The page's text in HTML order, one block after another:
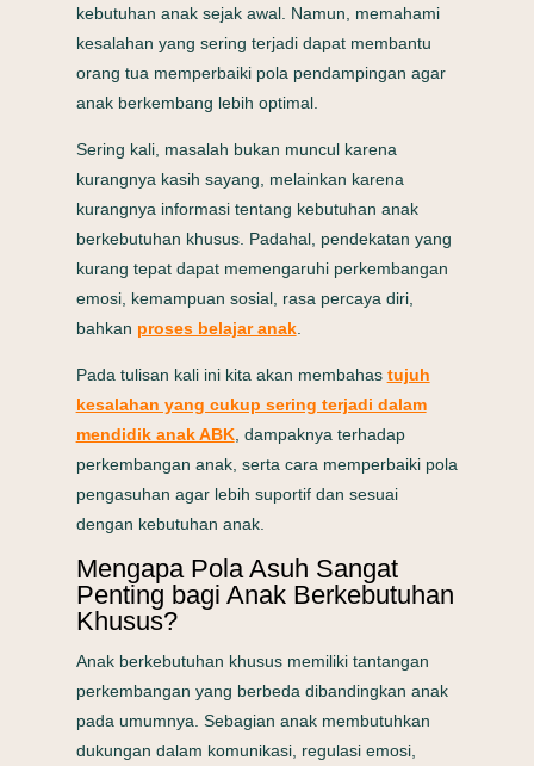
kebutuhan anak sejak awal. Namun, memahami
kesalahan yang sering terjadi dapat membantu
orang tua memperbaiki pola pendampingan agar
anak berkembang lebih optimal.
Sering kali, masalah bukan muncul karena
kurangnya kasih sayang, melainkan karena
kurangnya informasi tentang kebutuhan anak
berkebutuhan khusus. Padahal, pendekatan yang
kurang tepat dapat memengaruhi perkembangan
emosi, kemampuan sosial, rasa percaya diri,
bahkan proses belajar anak.
Pada tulisan kali ini kita akan membahas tujuh
kesalahan yang cukup sering terjadi dalam
mendidik anak ABK, dampaknya terhadap
perkembangan anak, serta cara memperbaiki pola
pengasuhan agar lebih suportif dan sesuai
dengan kebutuhan anak.
Mengapa Pola Asuh Sangat
Penting bagi Anak Berkebutuhan
Khusus?
Anak berkebutuhan khusus memiliki tantangan
perkembangan yang berbeda dibandingkan anak
pada umumnya. Sebagian anak membutuhkan
dukungan dalam komunikasi, regulasi emosi,